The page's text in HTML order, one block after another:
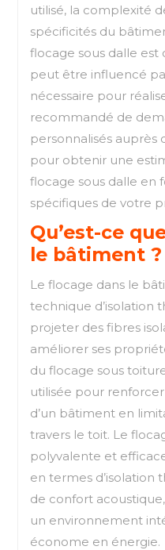
utilisé, la complexité
spécificités du
flocage sous dalle
peut être influencé
nécessaire pour
recommandé de
personnalisés auprès
pour obtenir une
flocage sous dalle en
spécifiques de votre
Qu’est-ce
le bâtiment ?
Le flocage dans le
technique d’isolation
projeter des fibres
améliorer ses
du flocage sous
utilisée pour
d’un bâtiment en
travers le toit. Le
polyvalente et
en termes d’isolation
de confort
un environnement
économe en énergie.